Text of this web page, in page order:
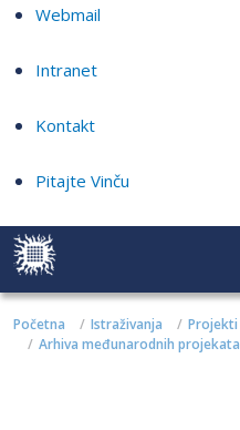
Webmail
Intranet
Kontakt
Pitajte Vinču
Početna Istraživanja Projekti
Arhiva međunarodnih projekata